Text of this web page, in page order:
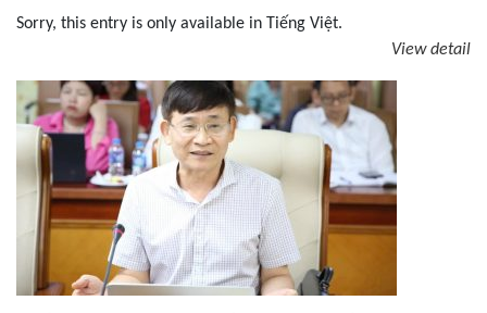
Sorry, this entry is only available in Tiếng Việt.
View detail